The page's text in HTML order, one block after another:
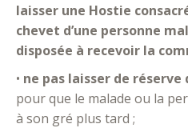
laisser une Hostie
chevet d’une personne
disposée à recevoir la
• ne pas laisser de réserve
pour que le malade ou la
à son gré plus tard ;